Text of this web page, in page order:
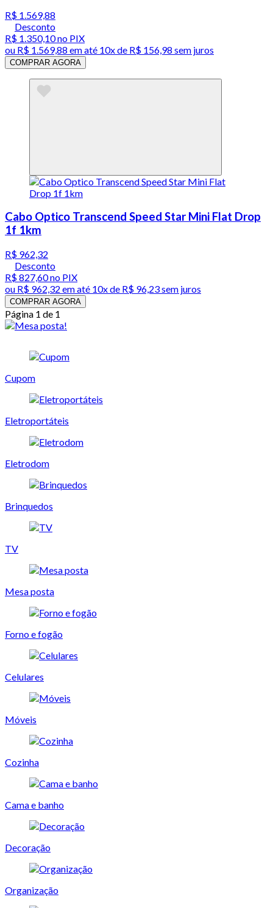
R$ 1.569,88
Desconto
R$ 1.350,10no PIX
ou R$ 1.569,88 em até 10x de R$ 156,98 sem juros
COMPRAR AGORA
Cabo Optico Transcend Speed Star Mini Flat Drop
1f 1km
R$ 962,32
Desconto
R$ 827,60no PIX
ou R$ 962,32 em até 10x de R$ 96,23 sem juros
COMPRAR AGORA
Página 1 de 1
Cupom
Eletroportáteis
Eletrodom
Brinquedos
TV
Mesa posta
Forno e fogão
Celulares
Móveis
Cozinha
Cama e banho
Decoração
Organização